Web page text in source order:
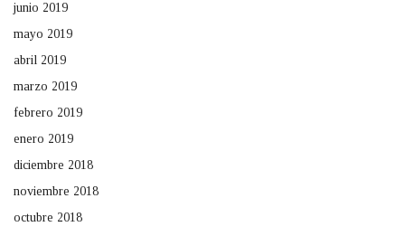
junio 2019
mayo 2019
abril 2019
marzo 2019
febrero 2019
enero 2019
diciembre 2018
noviembre 2018
octubre 2018